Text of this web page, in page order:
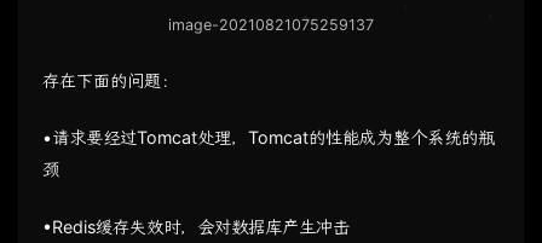
image-20210821075259137
存在下面的问题：
•请求要经过Tomcat处理，Tomcat的性能成为整个系统的瓶
颈
•Redis缓存失效时，会对数据库产生冲击